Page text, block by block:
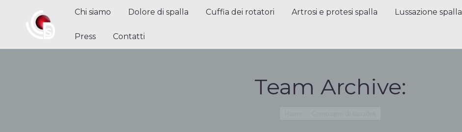
Chi siamo Dolore di spalla Cuffia dei rotatori Artrosi e protesi spalla Lussazione spalla
Press Contatti
Team Archive:
Chi siamo Dolore di spalla Cuffia dei rotatori Artrosi e protesi spalla Lussazione spalla